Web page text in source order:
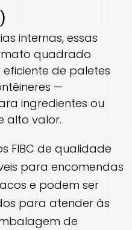
internas, essas
quadrado
de paletes
—
ingredientes ou
alto valor.
FIBC de qualidade
para encomendas
e podem ser
para atender às
de